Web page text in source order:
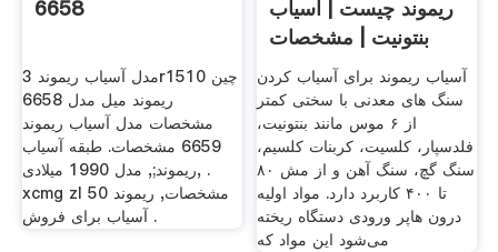
6658
مدل آسیاب ریموند 3r1510 چین
ریموند میل مدل 6658
مشخصات مدل آسیاب ریموند
6659 مشخصات. طبقه آسیاب
ریموند;, مدل 1990 میلادی, .
xcmg zl 50 مشخصات, ریموند
آسیاب برای فروش .
ریموند چیست | اسیاب
بنتونیت | مشخصات
آسیاب ریموند برای آسیاب کردن
سنگ های معدنی با سختی کمتر
از ۶ موس مانند بنتونیت،
فلدسپار، کلسیت، کربنات کلسیم،
سنگ گچ، سنگ آهن و از مش ۸۰
تا ۴۰۰ کاربرد دارد. مواد اولیه
درون هاپر ورودی دستگاه ریخته
می‌شود این مواد که